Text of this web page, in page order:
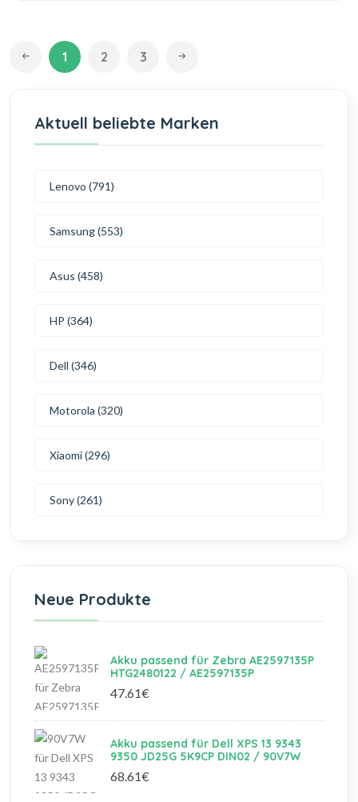
1 2 3
Aktuell beliebte Marken
Lenovo (791)
Samsung (553)
Asus (458)
HP (364)
Dell (346)
Motorola (320)
Xiaomi (296)
Sony (261)
Neue Produkte
Akku passend für Zebra AE2597135P
HTG2480122 / AE2597135P
47.61€
Akku passend für Dell XPS 13 9343
9350 JD25G 5K9CP DIN02 / 90V7W
68.61€